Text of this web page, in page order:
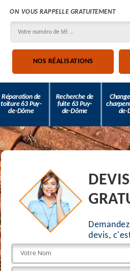
ON VOUS RAPPELLE GRATUITEMENT
NOS RÉALISATIONS
Réparation de
toiture 63 Puy-
de-Dôme
Recherche de
fuite 63 Puy-
de-Dôme
de-
DEVIS
devis,